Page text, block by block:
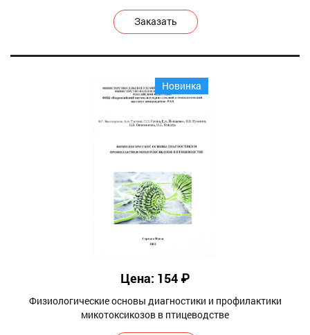
Заказать
Новинка
Цена: 154 ₽
Физиологические основы диагностики и профилактики
микотоксикозов в птицеводстве